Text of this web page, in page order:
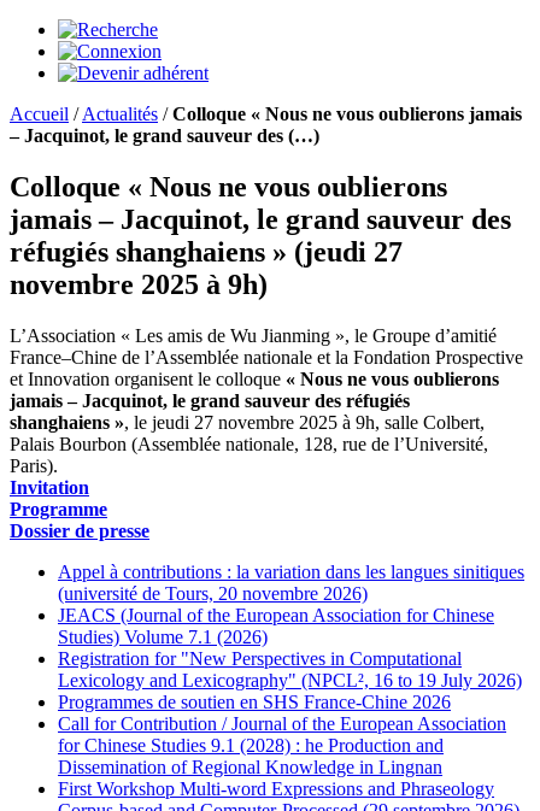
Accueil /Actualités /Colloque « Nous ne vous oublierons jamais
– Jacquinot, le grand sauveur des (…)
Colloque « Nous ne vous oublierons
jamais – Jacquinot, le grand sauveur des
réfugiés shanghaiens » (jeudi 27
novembre 2025 à 9h)
L’Association « Les amis de Wu Jianming », le Groupe d’amitié
France–Chine de l’Assemblée nationale et la Fondation Prospective
et Innovation organisent le colloque « Nous ne vous oublierons
jamais – Jacquinot, le grand sauveur des réfugiés
shanghaiens », le jeudi 27 novembre 2025 à 9h, salle Colbert,
Palais Bourbon (Assemblée nationale, 128, rue de l’Université,
Paris).
Invitation
Programme
Dossier de presse
Appel à contributions : la variation dans les langues sinitiques
(université de Tours, 20 novembre 2026)
JEACS (Journal of the European Association for Chinese
Studies) Volume 7.1 (2026)
Registration for "New Perspectives in Computational
Lexicology and Lexicography" (NPCL², 16 to 19 July 2026)
Programmes de soutien en SHS France-Chine 2026
Call for Contribution / Journal of the European Association
for Chinese Studies 9.1 (2028) : he Production and
Dissemination of Regional Knowledge in Lingnan
First Workshop Multi-word Expressions and Phraseology